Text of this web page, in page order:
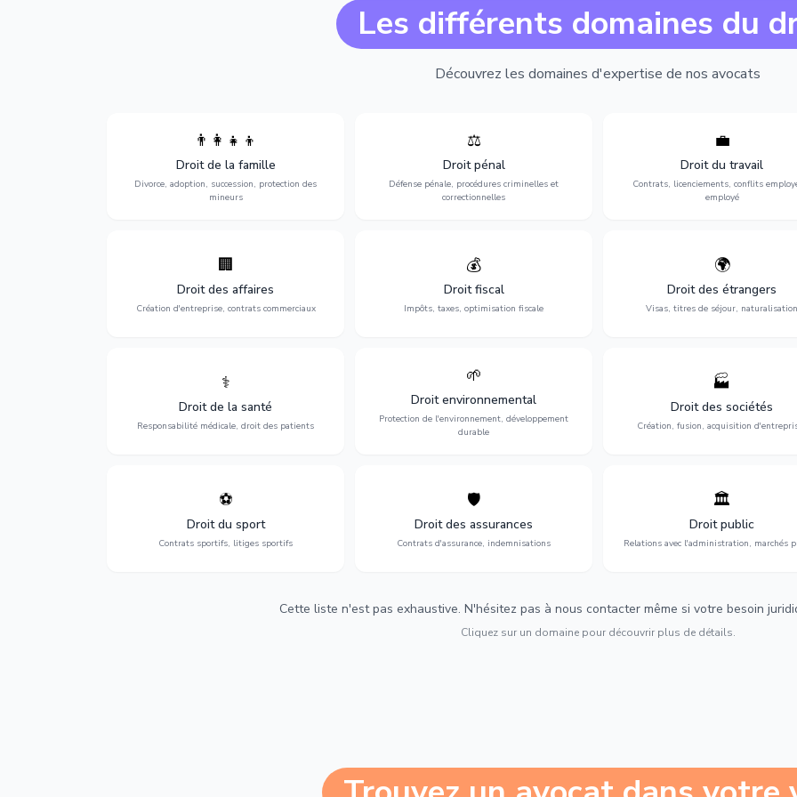
Les différents domaines du
Découvrez les domaines d'expertise de nos avocats
👨‍👩‍👧‍👦
Droit de la famille
Divorce, adoption, succession, protection des
mineurs
succession et protection des personnes
vulnérables.
⚖️
Droit pénal
Défense pénale, procédures criminelles et
correctionnelles
Expertise en matière pénale, de
l'assistance en garde à vue jusqu'au
procès, pour toute affaire correctionnelle
ou criminelle.
💼
Droit du travail
Contrats, licenciements, conflits
employé
Protection de vos droits au
contrats, licenciements,
discrimination et conflits avec
l'employeur.
🏢
Droit des affaires
Création d'entreprise, contrats commerciaux
Accompagnement complet pour votre
entreprise : création, contrats
commerciaux, concurrence et litiges.
💰
Droit fiscal
Impôts, taxes, optimisation fiscale
Optimisation de votre situation fiscale :
déclarations, contentieux, contrôles
fiscaux et planification.
🌍
Droit des étrangers
Visas, titres de séjour, naturalisation
Obtention de vos droits de séjour :
cartes de séjour, regroupement
naturalisation.
⚕️
Droit de la santé
Responsabilité médicale, droit des patients
Défense de vos droits médicaux : erreurs
médicales, responsabilité des praticiens
et indemnisation.
🌱
Droit environnemental
Protection de l'environnement, développement
durable
environnementale, litiges et
développement durable.
🏭
Droit des sociétés
Création, fusion, acquisition
Structuration de votre société :
fusion-acquisition, gouvernance
restructuration.
⚽
Droit du sport
Contrats sportifs, litiges sportifs
Expertise en droit sportif : contrats de
sportifs, transferts, sponsoring et
contentieux.
🛡️
Droit des assurances
Contrats d'assurance, indemnisations
Défense de vos intérêts : contrats
d'assurance, sinistres et indemnisations
optimales.
🏛️
Droit public
Relations avec l'administration, marchés
Gestion de vos relations avec
l'administration : marchés
urbanisme et contentieux.
Cette liste n'est pas exhaustive. N'hésitez pas à nous contacter même si votre besoin
Cliquez sur un domaine pour découvrir plus de détails.